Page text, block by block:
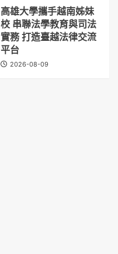
高雄大學攜手越南姊妹
校 串聯法學教育與司法
實務 打造臺越法律交流
平台
2026-08-09